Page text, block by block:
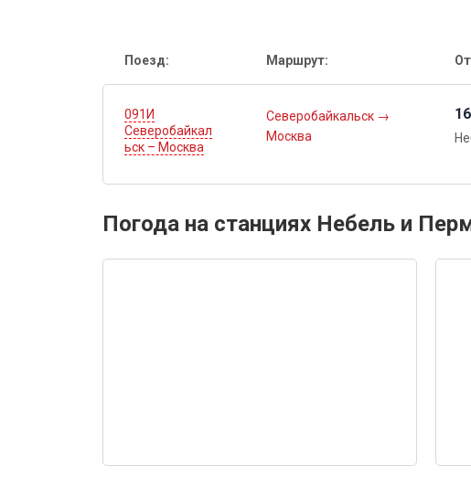
Поезд: Маршрут:
091И
Северобайкал
ьск – Москва
Северобайкальск →
Москва
Погода на станциях Небель и